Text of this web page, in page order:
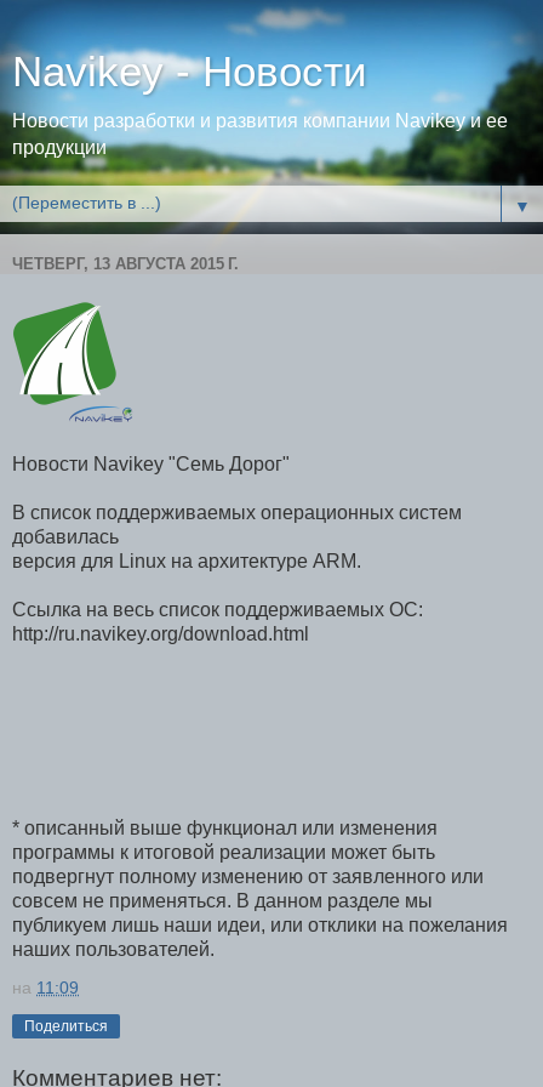
Navikey - Новости
Новости разработки и развития компании Navikey и ее
продукции
▼
ЧЕТВЕРГ, 13 АВГУСТА 2015 Г.
Новости Navikey "Семь Дорог"
В список поддерживаемых операционных систем
добавилась
версия для Linux на архитектуре ARM.
Ссылка на весь список поддерживаемых ОС:
http://ru.navikey.org/download.html
* описанный выше функционал или изменения
программы к итоговой реализации может быть
подвергнут полному изменению от заявленного или
совсем не применяться. В данном разделе мы
публикуем лишь наши идеи, или отклики на пожелания
наших пользователей.
на 11:09
Поделиться
Комментариев нет: